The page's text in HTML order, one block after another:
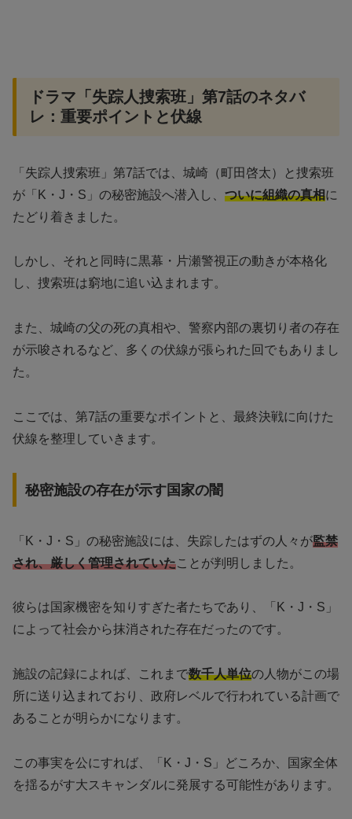
ドラマ「失踪人捜索班」第7話のネタバ
レ：重要ポイントと伏線
「失踪人捜索班」第7話では、城崎（町田啓太）と捜索班
が「K・J・S」の秘密施設へ潜入し、 ついに組織の真相に
たどり着きました。
しかし、それと同時に黒幕・片瀬警視正の動きが本格化
し、捜索班は窮地に追い込まれます。
また、城崎の父の死の真相や、警察内部の裏切り者の存在
が示唆されるなど、多くの伏線が張られた回でもありまし
た。
ここでは、第7話の重要なポイントと、最終決戦に向けた
伏線を整理していきます。
秘密施設の存在が示す国家の闇
「K・J・S」の秘密施設には、失踪したはずの人々が監禁
され、厳しく管理されていたことが判明しました。
彼らは国家機密を知りすぎた者たちであり、「K・J・S」
によって社会から抹消された存在だったのです。
施設の記録によれば、これまで数千人単位の人物がこの場
所に送り込まれており、政府レベルで行われている計画で
あることが明らかになります。
この事実を公にすれば、「K・J・S」どころか、国家全体
を揺るがす大スキャンダルに発展する可能性があります。